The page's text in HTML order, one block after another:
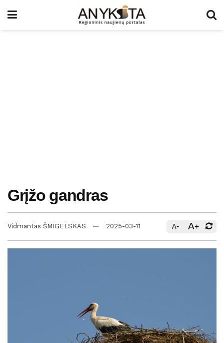
Grįžo gandras
Vidmantas ŠMIGELSKAS 2025-03-11 A- A+